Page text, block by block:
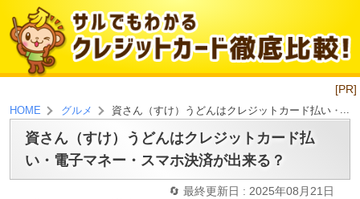
[PR]
HOME グルメ 資さん（すけ）うどんはクレジットカード払い・電
資さん（すけ）うどんはクレジットカード払
い・電子マネー・スマホ決済が出来る？
最終更新日 : 2025年08月21日